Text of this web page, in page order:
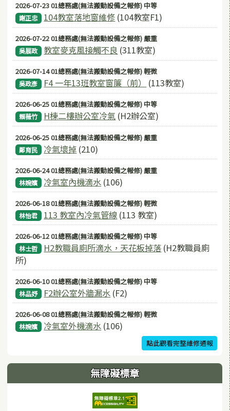
2026-07-23 01總務處(無法搬動設備之報修) 中等
謝正忠 104教室落地窗維修 (104教室F1)
2026-07-22 01總務處(無法搬動設備之報修) 嚴重
吳展政 教室麥克風接觸不良 (311教室)
2026-07-14 01總務處(無法搬動設備之報修) 輕微
吳政彥 F4 一年13班教室窗簾（前） (113教室)
2026-06-25 01總務處(無法搬動設備之報修) 中等
賴薇竹 H棟二樓辦公室冷氣 (H2辦公室)
2026-06-25 01總務處(無法搬動設備之報修) 嚴重
鄭育民 冷氣壞掉 (210)
2026-06-24 01總務處(無法搬動設備之報修) 嚴重
林婉嬪 冷氣室內機滴水 (106)
2026-06-18 01總務處(無法搬動設備之報修) 輕微
林怡君 113 教室內冷氣管線 (113 教室)
2026-06-12 01總務處(無法搬動設備之報修) 中等
林士哲 H2教職員廁所滴水，天花板掉落 (H2教職員廁
所)
2026-06-10 01總務處(無法搬動設備之報修) 中等
林品妤 F2辦公室外牆漏水 (F2)
2026-06-08 01總務處(無法搬動設備之報修) 輕微
林婉嬪 冷氣室外機滴水 (106)
點此觀看完整維修通報
無障礙標章